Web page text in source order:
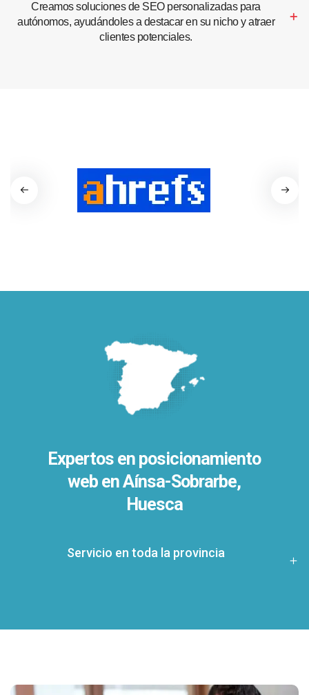
Creamos soluciones de SEO personalizadas para
autónomos, ayudándoles a destacar en su nicho y atraer
clientes potenciales.
Expertos en posicionamiento
web en Aínsa-Sobrarbe,
Huesca
Servicio en toda la provincia